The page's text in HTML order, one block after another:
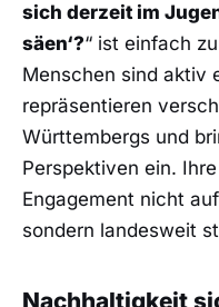
sich derzeit im
säen‘?“ ist einfach
Menschen sind aktiv
repräsentieren
Württembergs und
Perspektiven ein.
Engagement nicht
sondern landesweit
Nachhaltigkeit